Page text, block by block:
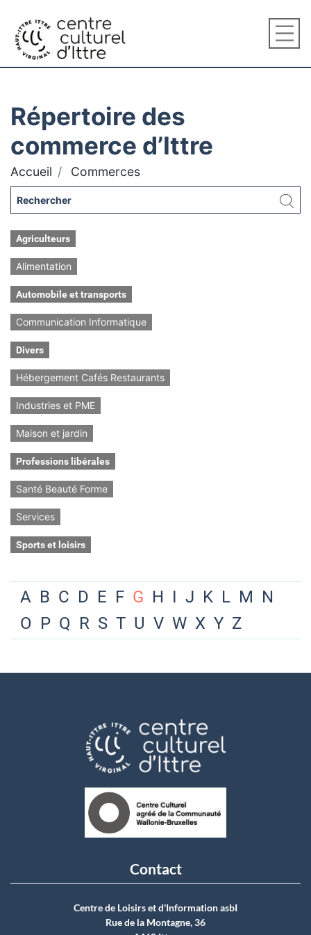
Répertoire des
commerce d’Ittre
Accueil Commerces
Agriculteurs
Alimentation
Automobile et transports
Communication Informatique
Divers
Hébergement Cafés Restaurants
Industries et PME
Maison et jardin
Professions libérales
Santé Beauté Forme
Services
Sports et loisirs
A B C D E F G H I J K L M N
O P Q R S T U V W X Y Z
Contact
Centre de Loisirs et d'Information asbI
Rue de la Montagne, 36